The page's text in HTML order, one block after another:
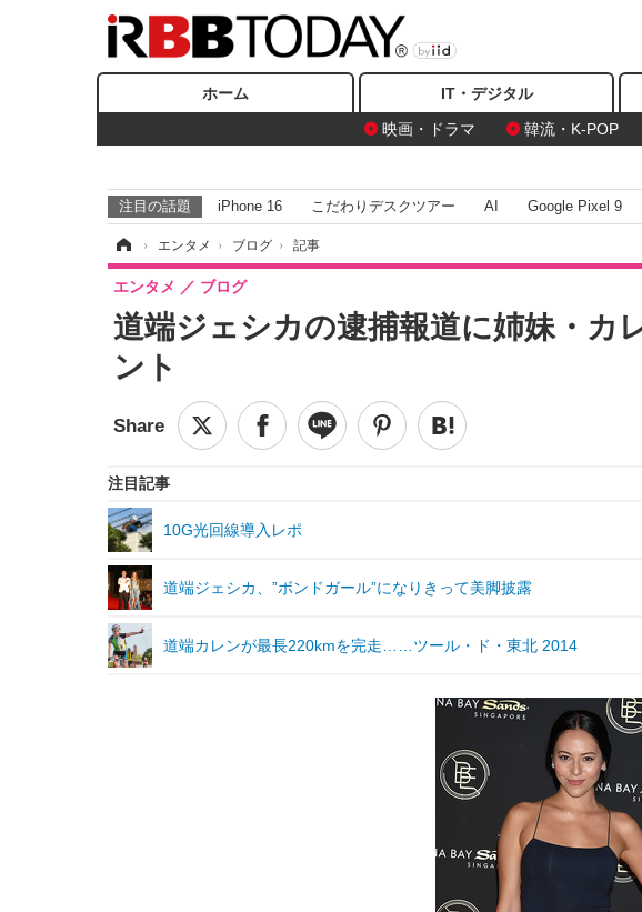
ホーム IT・デジタル
映画・ドラマ
韓流・K-POP
注目の話題 iPhone 16 こだわりデスクツアー AI Google Pixel 9
› エンタメ › ブログ › 記事
道端ジェシカの逮捕報道に姉妹・カ
ント
エンタメ ブログ
注目記事
10G光回線導入レポ
道端ジェシカ、”ボンドガール”になりきって美脚披露
道端カレンが最長220kmを完走……ツール・ド・東北 2014